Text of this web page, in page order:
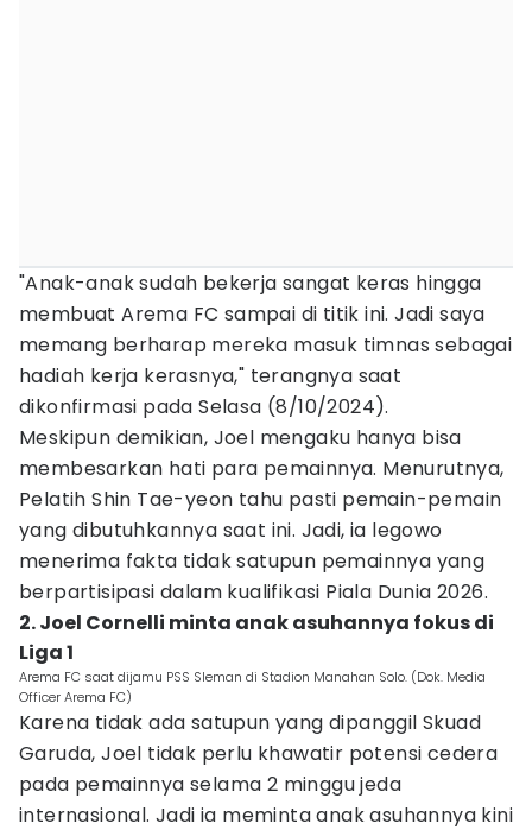
"Anak-anak sudah bekerja sangat keras hingga
membuat Arema FC sampai di titik ini. Jadi saya
memang berharap mereka masuk timnas sebagai
hadiah kerja kerasnya," terangnya saat
dikonfirmasi pada Selasa (8/10/2024).
Meskipun demikian, Joel mengaku hanya bisa
membesarkan hati para pemainnya. Menurutnya,
Pelatih Shin Tae-yeon tahu pasti pemain-pemain
yang dibutuhkannya saat ini. Jadi, ia legowo
menerima fakta tidak satupun pemainnya yang
berpartisipasi dalam kualifikasi Piala Dunia 2026.
2. Joel Cornelli minta anak asuhannya fokus di
Liga 1
Arema FC saat dijamu PSS Sleman di Stadion Manahan Solo. (Dok. Media
Officer Arema FC)
Karena tidak ada satupun yang dipanggil Skuad
Garuda, Joel tidak perlu khawatir potensi cedera
pada pemainnya selama 2 minggu jeda
internasional. Jadi ia meminta anak asuhannya kini